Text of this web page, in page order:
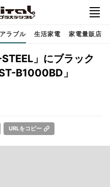
ラブル 生活家電 家電量販店
」にブラック
B1000BD」
URLをコピー